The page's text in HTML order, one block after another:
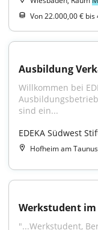
Von 22.000,00 € bis
Ausbildung
Willkommen bei
sind ein...
EDEKA Südwest
Hofheim am
Werkstudent im